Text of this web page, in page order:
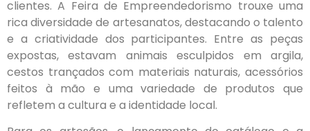
clientes. A Feira de Empreendedorismo trouxe uma
rica diversidade de artesanatos, destacando o talento
e a criatividade dos participantes. Entre as peças
expostas, estavam animais esculpidos em argila,
cestos trançados com materiais naturais, acessórios
feitos à mão e uma variedade de produtos que
refletem a cultura e a identidade local.